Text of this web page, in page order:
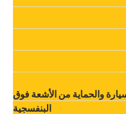
والحماية من الأشعة فوق
البنفسجية‏